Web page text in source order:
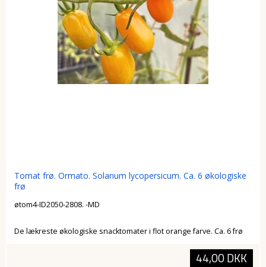
Tomat frø. Ormato. Solanum lycopersicum. Ca. 6 økologiske
frø
øtom4-ID2050-2808. -MD
De lækreste økologiske snacktomater i flot orange farve. Ca. 6 frø
44,00 DKK